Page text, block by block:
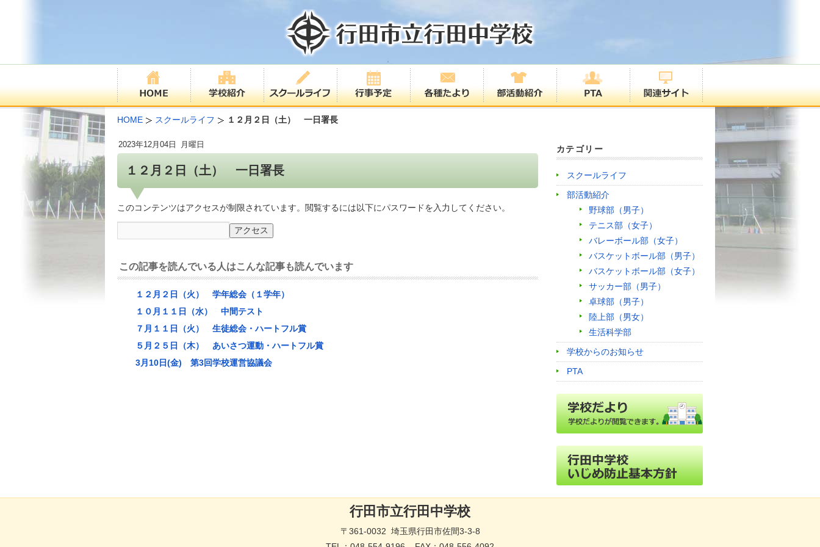
HOME スクールライフ １２月２日（土） 一日署長
１２月２日（土） 一日署長
2023年12月04日 月曜日
このコンテンツはアクセスが制限されています。閲覧するには以下にパスワードを入力してください。
この記事を読んでいる人はこんな記事も読んでいます
１２月２日（火） 学年総会（１学年）
１０月１１日（水） 中間テスト
７月１１日（火） 生徒総会・ハートフル賞
５月２５日（木） あいさつ運動・ハートフル賞
3月10日(金) 第3回学校運営協議会
カテゴリー
スクールライフ
部活動紹介
野球部（男子）
テニス部（女子）
バレーボール部（女子）
バスケットボール部（男子）
バスケットボール部（女子）
サッカー部（男子）
卓球部（男子）
陸上部（男女）
生活科学部
学校からのお知らせ
PTA
行田市立行田中学校
〒361-0032 埼玉県行田市佐間3-3-8